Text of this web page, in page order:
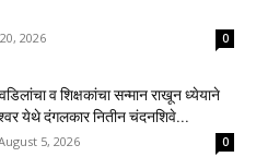
2026 0
वडिलांचा व शिक्षकांचा सन्मान राखून ध्येयाने
येथे दंगलकार नितीन चंदनशिवे...
5, 2026 0